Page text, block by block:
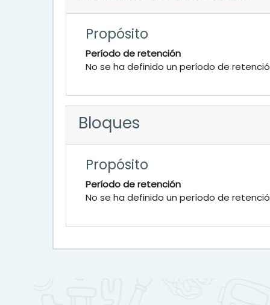
Propósito
Período de retención
No se ha definido un período de
Bloques
Propósito
Período de retención
No se ha definido un período de